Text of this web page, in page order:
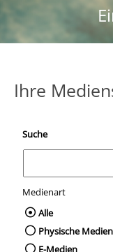
Ihre
Suche
Medienart
Wählen Sie
Alle
Physische Medien
E-Medien